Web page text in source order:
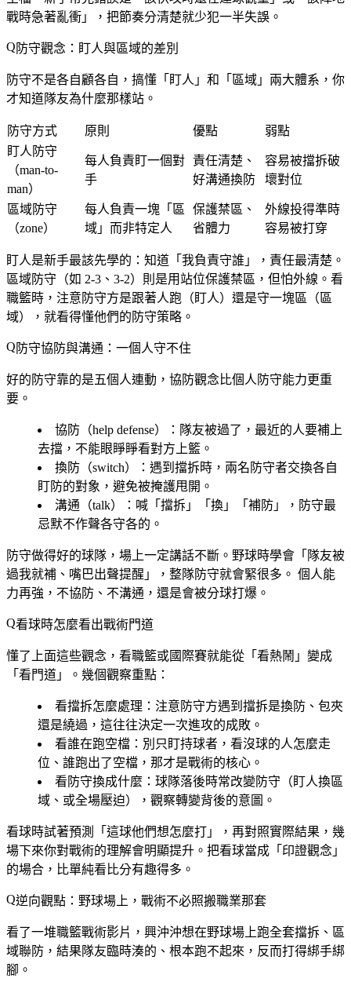
戰時急著亂衝」，把節奏分清楚就少犯一半失誤。
防守觀念：盯人與區域的差別
防守不是各自顧各自，搞懂「盯人」和「區域」兩大體系，你
才知道隊友為什麼那樣站。
防守方式 原則 優點
弱點
盯人防守
（man-to-
man）
每人負責盯一個對
手
責任清楚、
好溝通換防
容易被擋拆破
壞對位
區域防守
（zone）
每人負責一塊「區
域」而非特定人
保護禁區、
省體力
外線投得準時
容易被打穿
盯人是新手最該先學的：知道「我負責守誰」，責任最清楚。
區域防守（如 2-3、3-2）則是用站位保護禁區，但怕外線。看
職籃時，注意防守方是跟著人跑（盯人）還是守一塊區（區
域），就看得懂他們的防守策略。
防守協防與溝通：一個人守不住
好的防守靠的是五個人連動，協防觀念比個人防守能力更重
要。
協防（help defense）
：隊友被過了，最近的人要補上
去擋，不能眼睜睜看對方上籃。
換防（switch）
：遇到擋拆時，兩名防守者交換各自
盯防的對象，避免被掩護甩開。
溝通（talk）
：喊「擋拆」「換」「補防」，防守最
忌默不作聲各守各的。
防守做得好的球隊，場上一定講話不斷。 野球時學會「隊友被
過我就補、嘴巴出聲提醒」，整隊防守就會緊很多。 個人能
力再強，不協防、不溝通，還是會被分球打爆。
看球時怎麼看出戰術門道
懂了上面這些觀念，看職籃或國際賽就能從「看熱鬧」變成
「看門道」。幾個觀察重點：
看擋拆怎麼處理 ：注意防守方遇到擋拆是換防、包夾
還是繞過，這往往決定一次進攻的成敗。
看誰在跑空檔 ：別只盯持球者，看沒球的人怎麼走
位、誰跑出了空檔，那才是戰術的核心。
看防守換成什麼 ：球隊落後時常改變防守（盯人換區
域、或全場壓迫），觀察轉變背後的意圖。
看球時試著預測「這球他們想怎麼打」，再對照實際結果，幾
場下來你對戰術的理解會明顯提升。把看球當成「印證觀念」
的場合，比單純看比分有趣得多。
逆向觀點：野球場上，戰術不必照搬職業那套
看了一堆職籃戰術影片，興沖沖想在野球場上跑全套擋拆、區
域聯防，結果隊友臨時湊的、根本跑不起來，反而打得綁手綁
腳。